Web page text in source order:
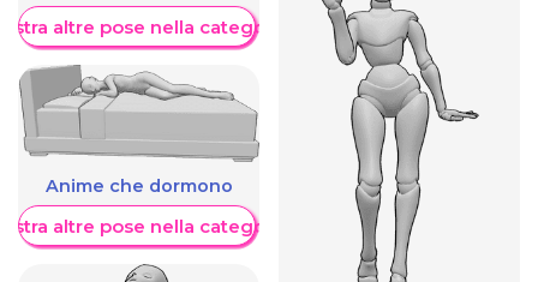
altre pose nella categoria
Anime che dormono
altre pose nella categoria